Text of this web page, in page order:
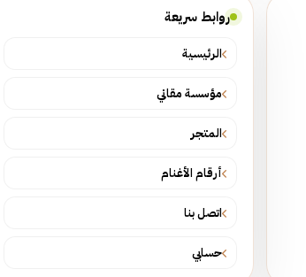
روابط سريعة
الرئيسية
مؤسسة مقاني
المتجر
أرقام الأغنام
اتصل بنا
حسابي